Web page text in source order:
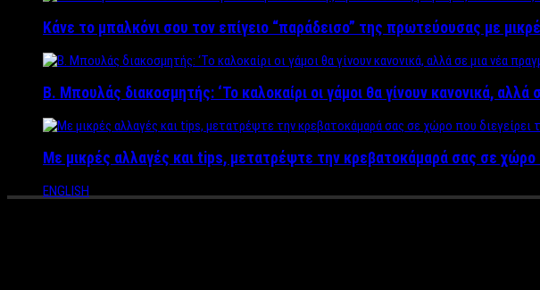
Κάνε το μπαλκόνι σου τον επίγειο “παράδεισο” της πρωτεύουσας με
Β. Μπουλάς διακοσμητής: ‘Το καλοκαίρι οι γάμοι θα γίνουν κανονικά, αλλά
Με μικρές αλλαγές και tips, μετατρέψτε την κρεβατοκάμαρά σας σε χώρο
ENGLISH